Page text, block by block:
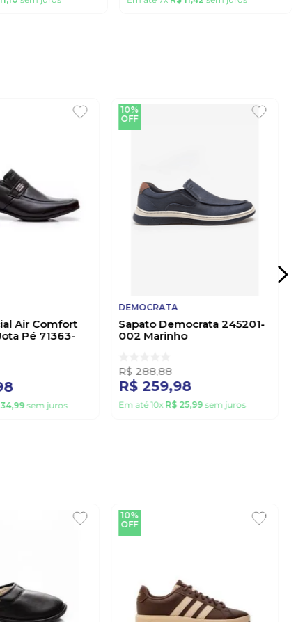
Air Comfort
Pé 71363-
34,99sem juros
10%
OFF
DEMOCRATA
Sapato Democrata 245201-
002 Marinho
R$ 288,88
R$ 259,98
Em até10x R$ 25,99sem juros
10%
OFF